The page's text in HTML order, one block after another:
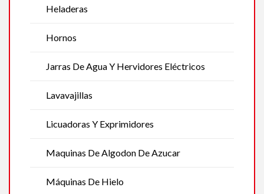
Heladeras
Hornos
Jarras De Agua Y Hervidores Eléctricos
Lavavajillas
Licuadoras Y Exprimidores
Maquinas De Algodon De Azucar
Máquinas De Hielo